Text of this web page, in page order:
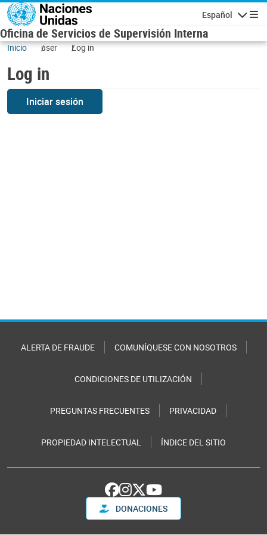
Skip to main content
Español
Oficina de Servicios de Supervisión Interna
Inicio user Log in
Log in
Iniciar sesión
ALERTA DE FRAUDE COMUNÍQUESE CON NOSOTROS
CONDICIONES DE UTILIZACIÓN
PREGUNTAS FRECUENTES PRIVACIDAD
PROPIEDAD INTELECTUAL ÍNDICE DEL SITIO
DONACIONES